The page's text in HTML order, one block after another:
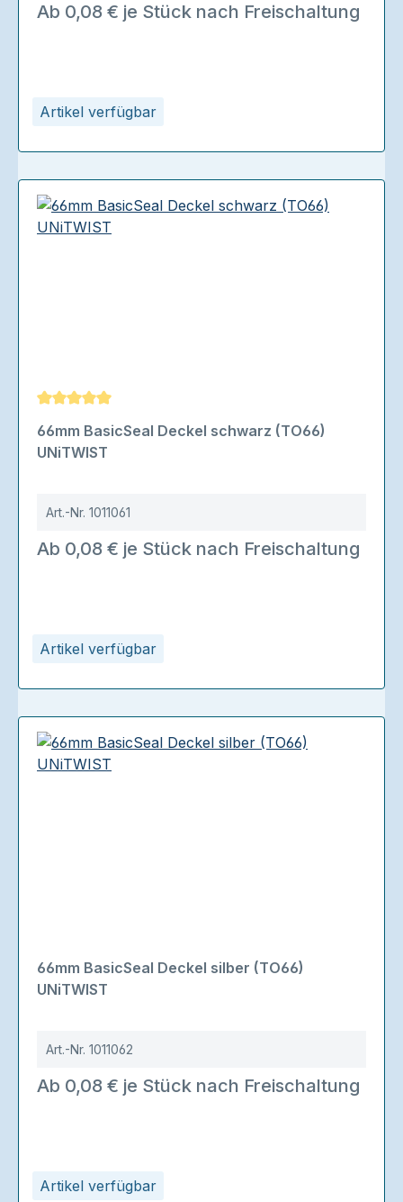
Artikel verfügbar
Ab 0,08 € je Stück nach Freischaltung
Artikel verfügbar
Durchschnittliche Bewertung von 5 von 5 Sternen
66mm BasicSeal Deckel schwarz (TO66)
UNiTWIST
Art.-Nr. 1011061
Ab 0,08 € je Stück nach Freischaltung
Artikel verfügbar
66mm BasicSeal Deckel silber (TO66)
UNiTWIST
Art.-Nr. 1011062
Ab 0,08 € je Stück nach Freischaltung